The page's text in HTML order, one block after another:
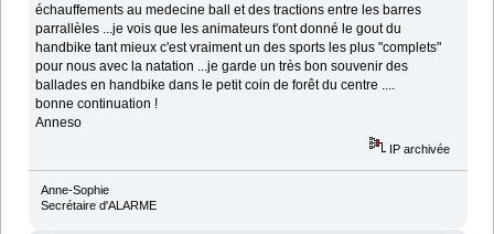
échauffements au medecine ball et des tractions entre les barres
parrallèles ...je vois que les animateurs t'ont donné le gout du
handbike tant mieux c'est vraiment un des sports les plus "complets"
pour nous avec la natation ...je garde un très bon souvenir des
ballades en handbike dans le petit coin de forêt du centre ....
bonne continuation !
Anneso
IP archivée
Anne-Sophie
Secrétaire d'ALARME